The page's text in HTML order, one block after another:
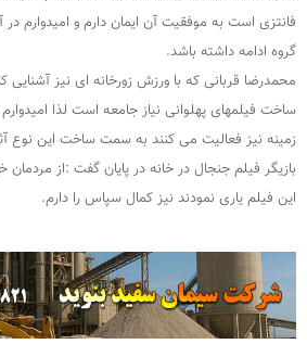
فانتزی است به موفقیت آن ایمان دارم و امیدوارم در
گروه ادامه داشته باشد.
محمدرضا قربانی که با ورزش زورخانه ای نیز آشنایی
ساخت فیلمهای پهلوانی نیاز جامعه است لذا
زمینه نیز فعالیت می کنند به سمت ساخت این نوع
بازیگر فیلم جنجال در خانه در پایان گفت :از
این فیلم یاری نمودند نیز کمال سپاس را دارم.